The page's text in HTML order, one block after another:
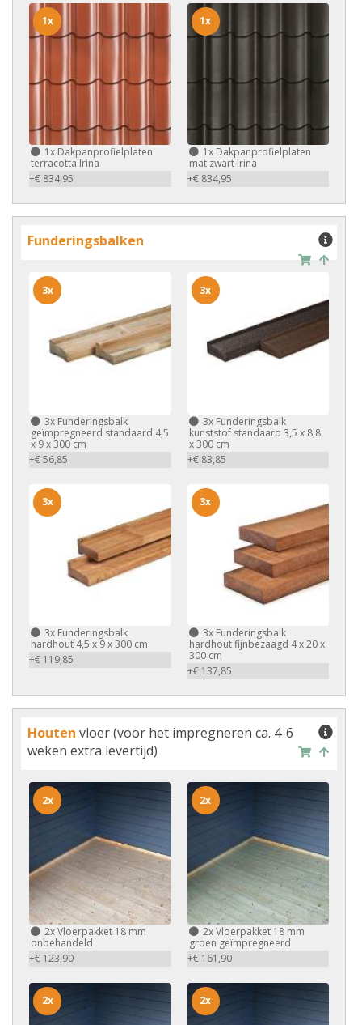
1x Dakpanprofielplaten
terracotta Irina
+€ 834,95
1x
1xDakpanprofielplaten
mat zwart Irina
+€ 834,95
1x
Funderingsbalken
3x Funderingsbalk
geïmpregneerd standaard 4,5
x 9 x 300 cm
+€ 56,85
3x
3xFunderingsbalk
kunststof standaard 3,5 x 8,8
x 300 cm
+€ 83,85
3x
3x Funderingsbalk
hardhout 4,5 x 9 x 300 cm
+€ 119,85
3x
3xFunderingsbalk
hardhout fijnbezaagd 4 x 20 x
300 cm
+€ 137,85
3x
Houten vloer (voor het impregneren ca. 4-6
weken extra levertijd)
2xVloerpakket 18 mm
onbehandeld
+€ 123,90
2x
2xVloerpakket 18 mm
groen geïmpregneerd
+€ 161,90
2x
2x 2x